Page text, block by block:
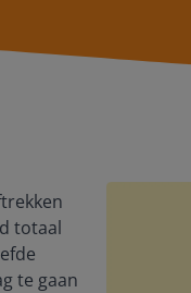
totaal
te gaan